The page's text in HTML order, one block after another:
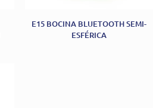
E15 BOCINA BLUETOOTH SEMI-
ESFÉRICA